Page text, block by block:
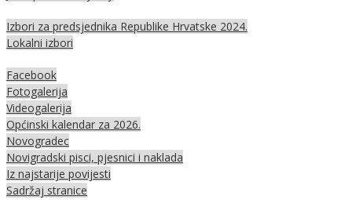
Izbori za predsjednika Republike Hrvatske 2024.
Lokalni izbori
Facebook
Fotogalerija
Videogalerija
Općinski kalendar za 2026.
Novogradec
Novigradski pisci, pjesnici i naklada
Iz najstarije povijesti
Sadržaj stranice